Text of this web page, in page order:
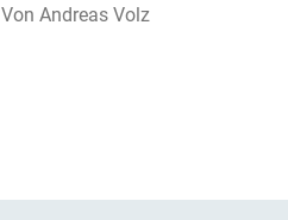
Andreas Volz